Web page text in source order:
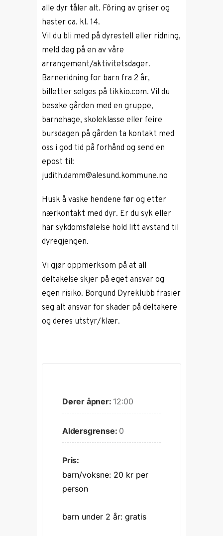
alle dyr tåler alt. Fôring av griser og
hester ca. kl. 14.
Vil du bli med på dyrestell eller ridning,
meld deg på en av våre
arrangement/aktivitetsdager.
Barneridning for barn fra 2 år,
billetter selges på tikkio.com. Vil du
besøke gården med en gruppe,
barnehage, skoleklasse eller feire
bursdagen på gården ta kontakt med
oss i god tid på forhånd og send en
epost til:
judith.damm@alesund.kommune.no
Husk å vaske hendene før og etter
nærkontakt med dyr. Er du syk eller
har sykdomsfølelse hold litt avstand til
dyregjengen.
Vi gjør oppmerksom på at all
deltakelse skjer på eget ansvar og
egen risiko. Borgund Dyreklubb frasier
seg alt ansvar for skader på deltakere
og deres utstyr/klær.
Dører åpner: 12:00
Aldersgrense: 0
Pris:
barn/voksne: 20 kr per
person
barn under 2 år: gratis